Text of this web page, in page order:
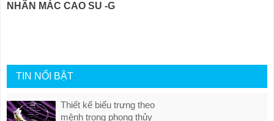
NHÃN MÁC CAO SU -G
TIN NỔI BẬT
Thiết kế biểu trưng theo
mệnh trong phong thủy